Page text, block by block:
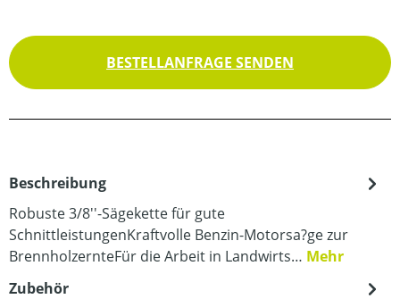
BESTELLANFRAGE SENDEN
Beschreibung
Robuste 3/8''-Sägekette für gute
SchnittleistungenKraftvolle Benzin-Motorsa?ge zur
BrennholzernteFür die Arbeit in Landwirts… Mehr
Zubehör